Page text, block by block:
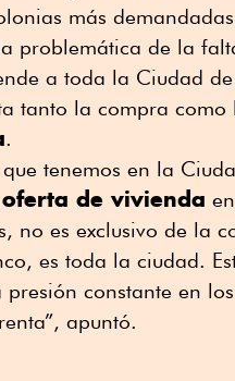
más
problemática de la
a toda la Ciudad
tanto la compra como
.
tenemos en la
oferta de vivienda
no es exclusivo de la
es toda la ciudad.
presión constante en
apuntó.